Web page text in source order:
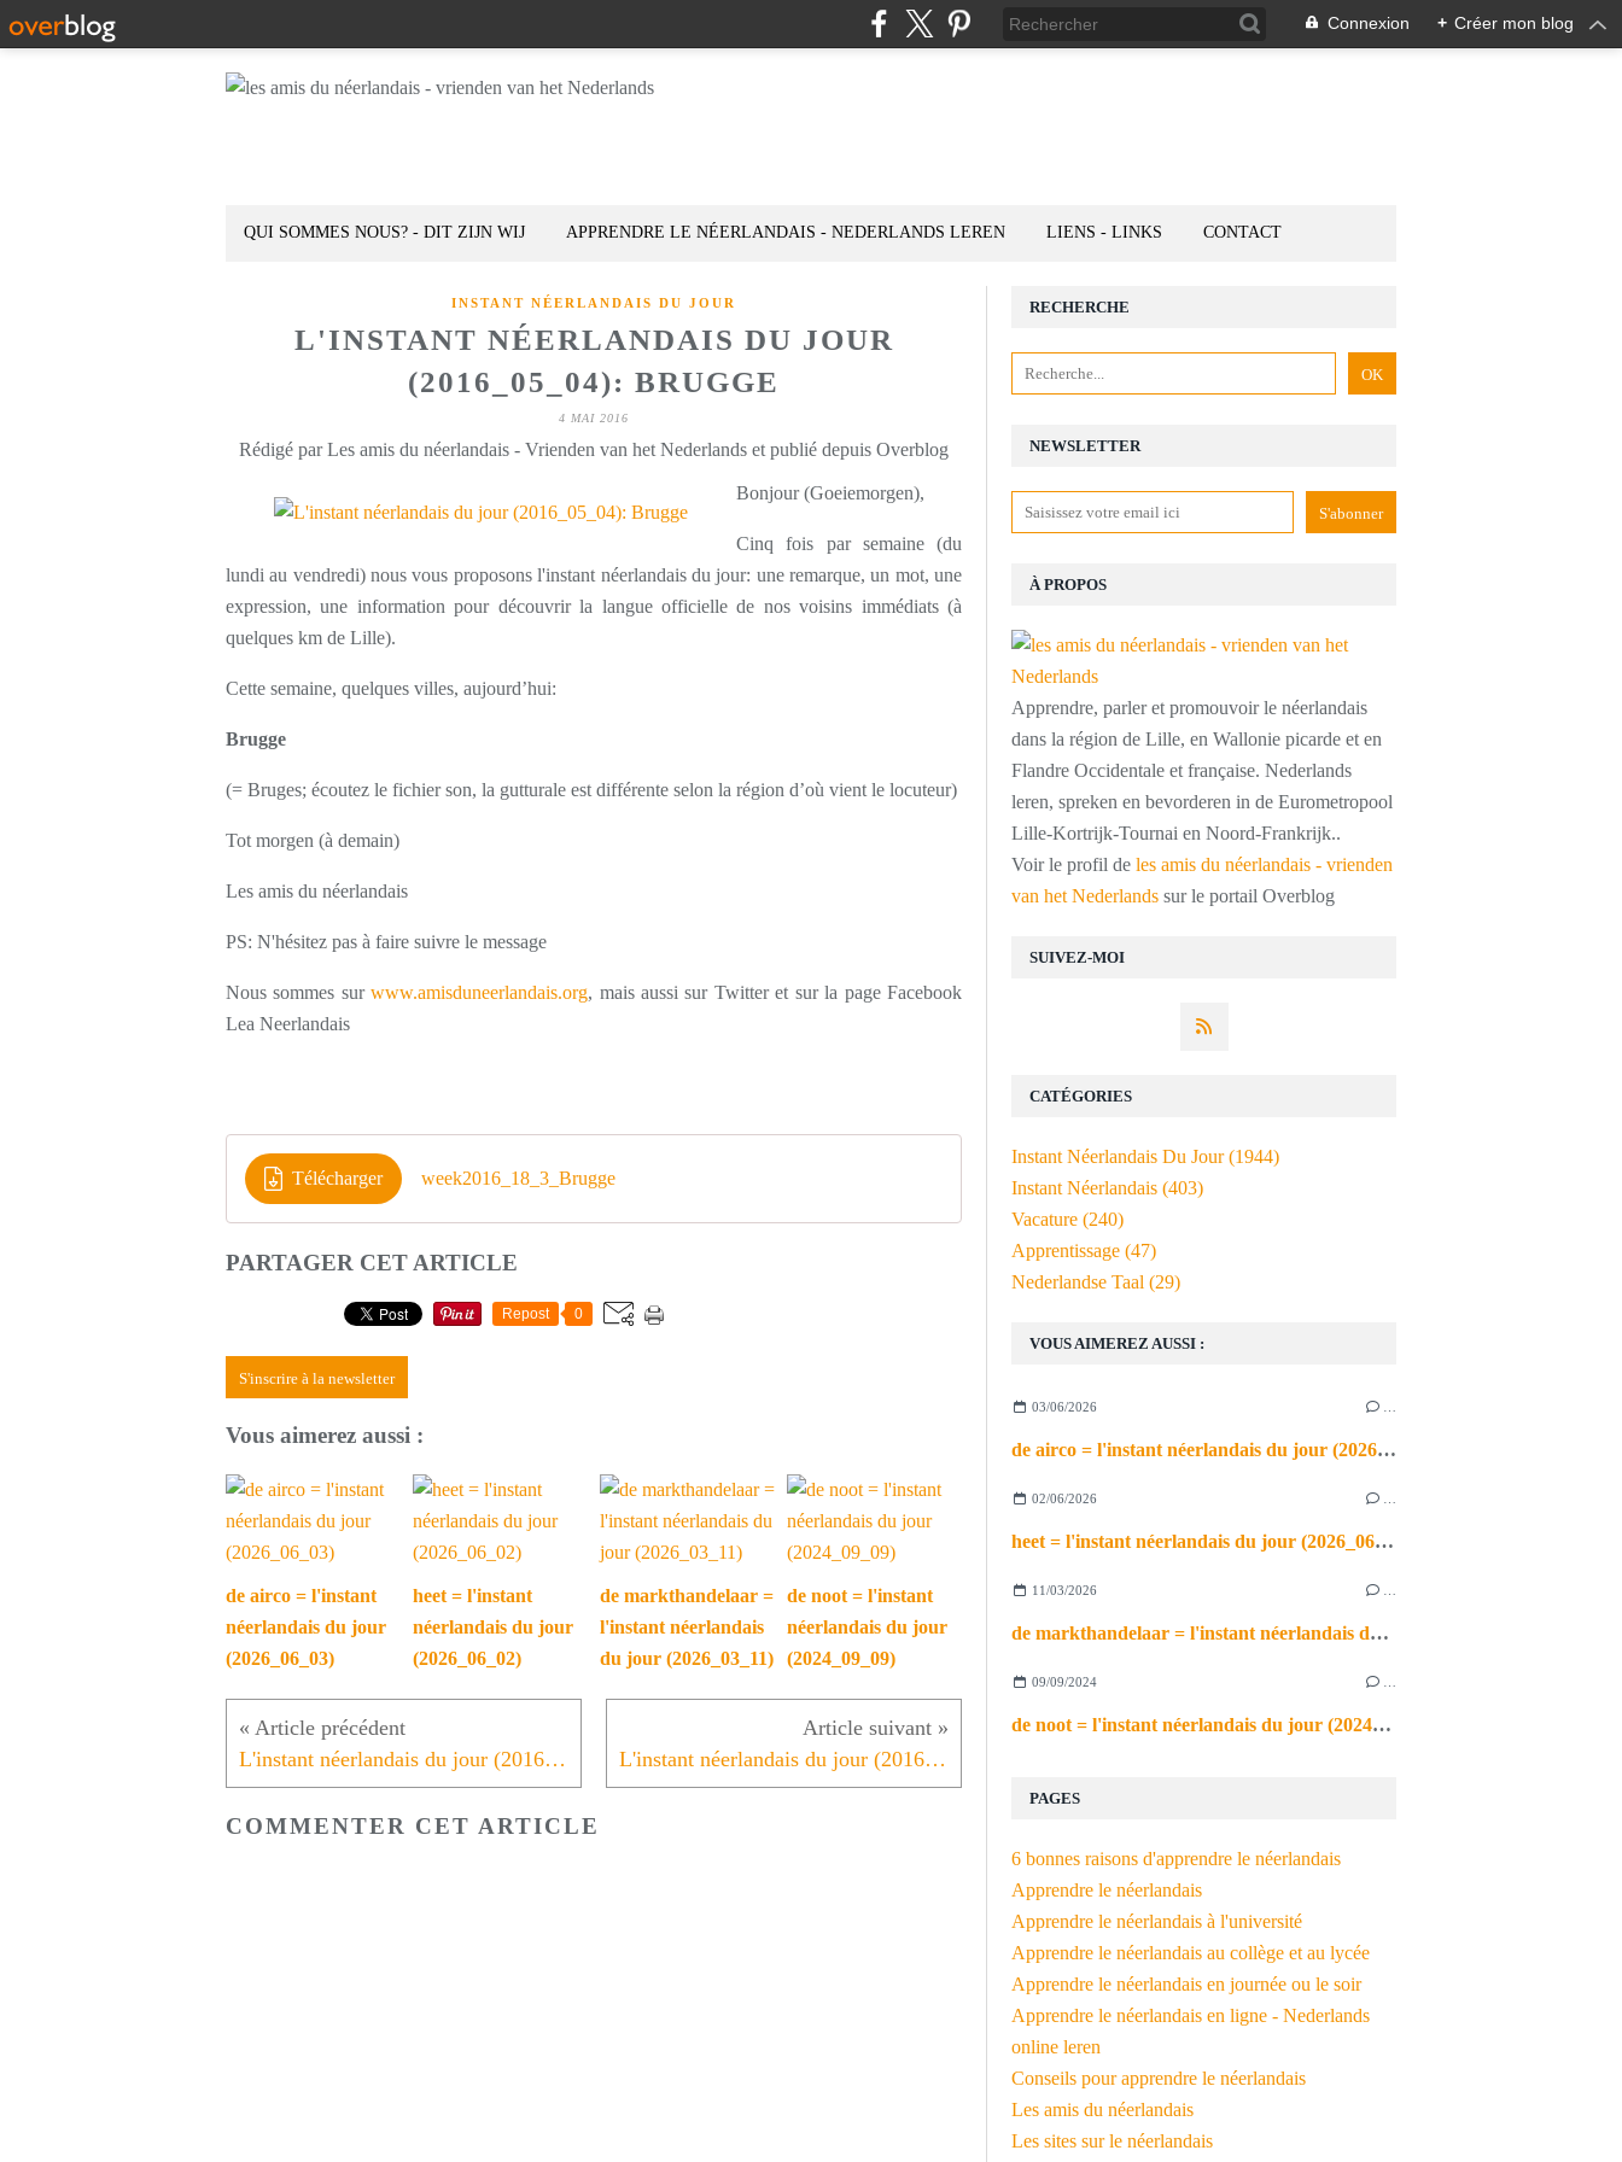
Connexion + Créer mon blog
QUI SOMMES NOUS? - DIT ZIJN WIJ APPRENDRE LE NÉERLANDAIS - NEDERLANDS LEREN LIENS - LINKS CONTACT
INSTANT NÉERLANDAIS DU JOUR
L'INSTANT NÉERLANDAIS DU JOUR
(2016_05_04): BRUGGE
4 MAI 2016
Rédigé par Les amis du néerlandais - Vrienden van het Nederlands et publié depuis Overblog
Bonjour (Goeiemorgen),
Cinq fois par semaine (du
lundi au vendredi) nous vous proposons l'instant néerlandais du jour: une remarque, un mot, une
expression, une information pour découvrir la langue officielle de nos voisins immédiats (à
quelques km de Lille).
Cette semaine, quelques villes, aujourd’hui:
Brugge
(= Bruges; écoutez le fichier son, la gutturale est différente selon la région d’où vient le locuteur)
Tot morgen (à demain)
Les amis du néerlandais
PS: N'hésitez pas à faire suivre le message
Nous sommes surwww.amisduneerlandais.org, mais aussi sur Twitter et sur la page Facebook
Lea Neerlandais
Télécharger week2016_18_3_Brugge
PARTAGER CET ARTICLE
Repost 0
S'inscrire à la newsletter
Vous aimerez aussi :
de airco = l'instant
néerlandais du jour
(2026_06_03)
heet = l'instant
néerlandais du jour
(2026_06_02)
de markthandelaar =
l'instant néerlandais
du jour (2026_03_11)
de noot = l'instant
néerlandais du jour
(2024_09_09)
L'instant néerlandais du jour (2016_05_03): het parlement is in Den Haag L'instant néerlandais du jour (2016_05_05): Hemelvaartsdag + Bevrijdingsdag
COMMENTER CET ARTICLE
NEWSLETTER
SUIVEZ-MOI
RECHERCHE
À PROPOS
Apprendre, parler et promouvoir le néerlandais
dans la région de Lille, en Wallonie picarde et en
Flandre Occidentale et française. Nederlands
leren, spreken en bevorderen in de Eurometropool
Lille-Kortrijk-Tournai en Noord-Frankrijk..
Voir le profil de les amis du néerlandais - vrienden
van het Nederlands sur le portail Overblog
VOUS AIMEREZ AUSSI :
03/06/2026
de airco = l'instant néerlandais du jour (2026_06_03)
02/06/2026
heet = l'instant néerlandais du jour (2026_06_02)
11/03/2026
de markthandelaar = l'instant néerlandais du jour (2026_03_11)
09/09/2024
de noot = l'instant néerlandais du jour (2024_09_09)
PAGES
6 bonnes raisons d'apprendre le néerlandais
Apprendre le néerlandais
Apprendre le néerlandais à l'université
Apprendre le néerlandais au collège et au lycée
Apprendre le néerlandais en journée ou le soir
Apprendre le néerlandais en ligne - Nederlands
online leren
Conseils pour apprendre le néerlandais
Les amis du néerlandais
Les sites sur le néerlandais
CATÉGORIES
Instant Néerlandais Du Jour(1944)
Instant Néerlandais (403)
Vacature (240)
Apprentissage (47)
Nederlandse Taal (29)